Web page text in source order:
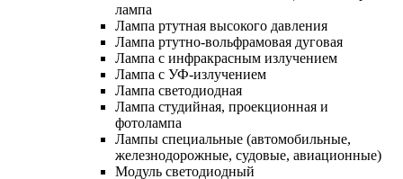
лампа
Лампа ртутная высокого давления
Лампа ртутно-вольфрамовая дуговая
Лампа с инфракрасным излучением
Лампа с УФ-излучением
Лампа светодиодная
Лампа студийная, проекционная и
фотолампа
Лампы специальные (автомобильные,
железнодорожные, судовые, авиационные)
Модуль светодиодный